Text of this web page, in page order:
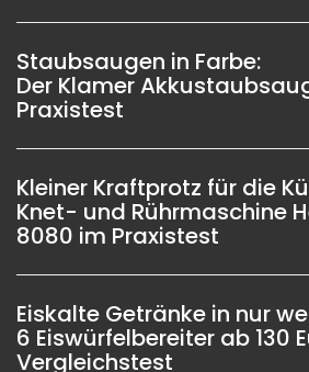
Staubsaugen in Farbe:
Der Klamer
Praxistest
Kleiner Kraftprotz für die
Knet- und Rührmaschine
8080 im Praxistest
Eiskalte Getränke in nur
6 Eiswürfelbereiter ab 130
Vergleichstest